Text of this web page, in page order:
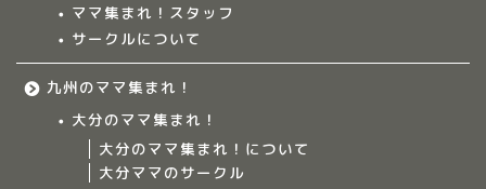
ママ集まれ！スタッフ
サークルについて
九州のママ集まれ！
大分のママ集まれ！
大分のママ集まれ！について
大分ママのサークル